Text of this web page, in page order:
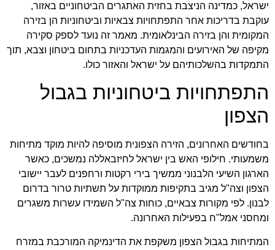
ישראל, כמדינה הניצבת בחזית האתגרים הביטחוניים באזור,
עוקבת בדריכות אחר התפתחויות צבאיות וביטחוניות הן בזירה
המקומית והן בזירה הבינלאומית. מאמר זה נועד לספק סקירה
מקיפה של האירועים והמגמות העדכניות בתחום ביטחון וצבא, תוך
התמקדות בהשלכותיהם על ישראל והאזור כולו.
התפתחויות ביטחוניות בגבול
הצפון
בחודשים האחרונים, הזירה הצפונית מוסיפה להיות מוקד מתיחות
משמעותי. חילופי האש בין ישראל לחיזבאללה נמשכים, כאשר
הארגון השיעי הלבנוני ממשיך בירי רקטות ורחפנים לעבר יישובי
הצפון וצה"ל מגיב בתקיפות ממוקדות על תשתיות טרור בדרום
לבנון. לפי מקורות צבאיים, כוחות צה"ל השמידו עשרות משגרים
ומחסני אמל"ח בפעילות האחרונה.
המתיחות בגבול הצפון משקפת את הדינמיקה המורכבת במזרח